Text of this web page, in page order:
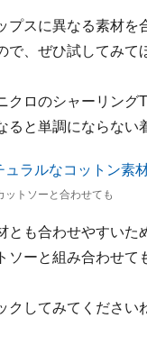
プスに異なる素材
、ぜひ試してみて
クロのシャーリン
と単調にならない
トソーと合わせても
とも合わせやすい
ーと組み合わせて
クしてみてください